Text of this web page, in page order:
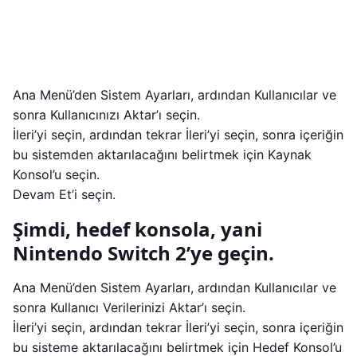
Ana Menü’den Sistem Ayarları, ardından Kullanıcılar ve
sonra Kullanıcınızı Aktar’ı seçin.
İleri’yi seçin, ardından tekrar İleri’yi seçin, sonra içeriğin
bu sistemden aktarılacağını belirtmek için Kaynak
Konsol’u seçin.
Devam Et’i seçin.
Şimdi, hedef konsola, yani
Nintendo Switch 2’ye geçin.
Ana Menü’den Sistem Ayarları, ardından Kullanıcılar ve
sonra Kullanıcı Verilerinizi Aktar’ı seçin.
İleri’yi seçin, ardından tekrar İleri’yi seçin, sonra içeriğin
bu sisteme aktarılacağını belirtmek için Hedef Konsol’u